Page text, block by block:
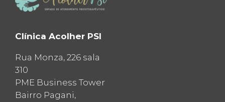
Clínica Acolher PSI
Rua Monza, 226 sala
310
PME Business Tower
Bairro Pagani,